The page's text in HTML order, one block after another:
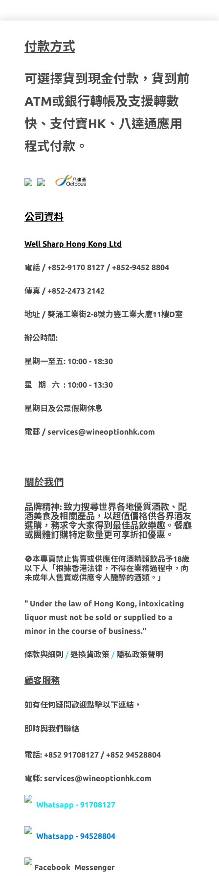
付款方式
可選擇貨到現金付款，貨到前
ATM或銀行轉帳及支援轉數
快、支付寶HK、八達通應用
程式付款。
公司資料
Well Sharp Hong Kong Ltd
電話 / +852-9170 8127 /+852-9452 8804
傳真 / +852-2473 2142
地址 / 葵涌工業街2-8號力豐工業大廈11樓D室
辦公時間:
星期一至五: 10:00 - 18:30
星 期 六 : 10:00 - 13:30
星期日及公眾假期休息
電郵 / services@wineoptionhk.com
關於我們
品牌精神: 致力搜尋世界各地優質酒款、配
酒美食及相關產品，以超值價格供各界酒友
選購，務求令大家得到最佳品飲樂趣。餐廳
或團體訂購特定數量更可享折扣優惠。
🚫本專頁禁止售賣或供應任何酒精類飲品予18歲
以下人「根據香港法律，不得在業務過程中，向
未成年人售賣或供應令人醺醉的酒類。」
" Under the law of Hong Kong, intoxicating
liquor must not be sold or supplied to a
minor in the course of business."
條款與細則 /退換貨政策 / 隱私政策聲明
顧客服務
如有任何疑問歡迎點擊以下連結，
即時與我們聯絡
電話: +852 91708127 / +852 94528804
電郵: services@wineoptionhk.com
Whatsapp - 91708127
Whatsapp - 94528804
Facebook Messenger